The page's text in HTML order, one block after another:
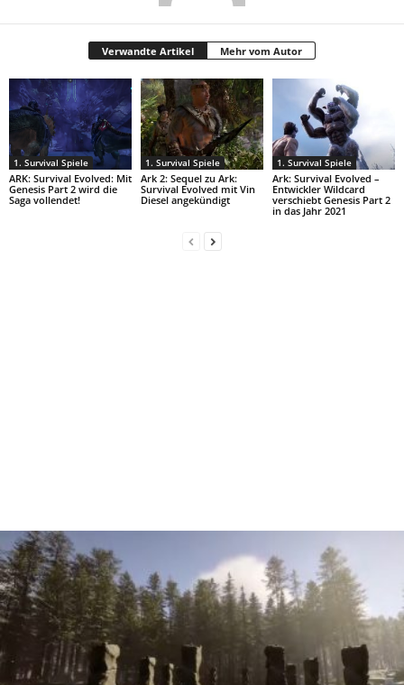
Verwandte Artikel Mehr vom Autor
1. Survival Spiele
ARK: Survival Evolved: Mit
Genesis Part 2 wird die
Saga vollendet!
1. Survival Spiele
Ark 2: Sequel zu Ark:
Survival Evolved mit Vin
Diesel angekündigt
1. Survival Spiele
Ark: Survival Evolved –
Entwickler Wildcard
verschiebt Genesis Part 2
in das Jahr 2021